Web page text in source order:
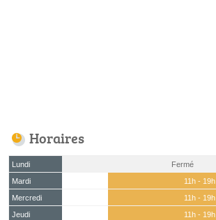
Horaires
Lundi
Fermé
Mardi
11h - 19h
Mercredi
11h - 19h
Jeudi
11h - 19h